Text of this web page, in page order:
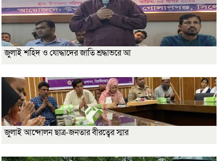
জুলাই শহিদ ও যোদ্ধাদের জাতি শ্রদ্ধাভরে আ
জুলাই আন্দোলন ছাত্র-জনতার বীরত্বের স্মার